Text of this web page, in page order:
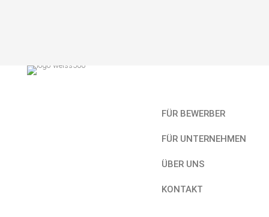
FÜR BEWERBER
FÜR UNTERNEHMEN
ÜBER UNS
KONTAKT